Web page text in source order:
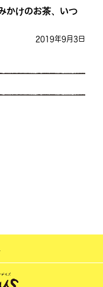
かけのお茶、いつ
2019年9月3日